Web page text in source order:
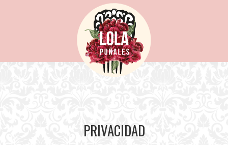
principal
lateral
PRIVACIDAD